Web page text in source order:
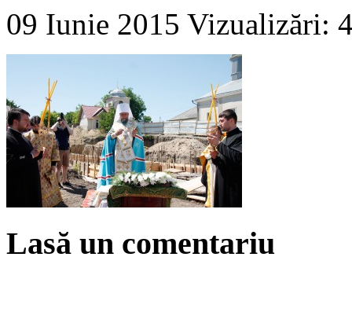
09 Iunie 2015 Vizualizări:
Lasă un comentariu